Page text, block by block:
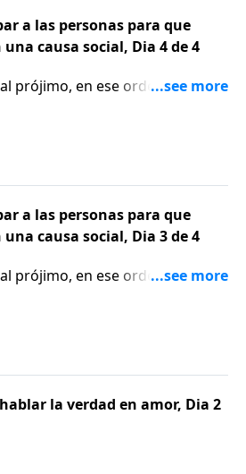
a las personas para que
causa social, Dia 4 de 4
prójimo, en ese orden. Tim
unidad en las cosas que nos
a las personas para que
causa social, Dia 3 de 4
prójimo, en ese orden. Tim
unidad en las cosas que nos
la verdad en amor, Dia 2